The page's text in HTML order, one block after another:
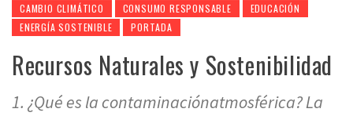
CAMBIO CLIMÁTICO CONSUMO RESPONSABLE
EDUCACIÓN
ENERGÍA SOSTENIBLE
PORTADA
Recursos Naturales y Sostenibilidad
1. ¿Qué es la contaminaciónatmosférica? La